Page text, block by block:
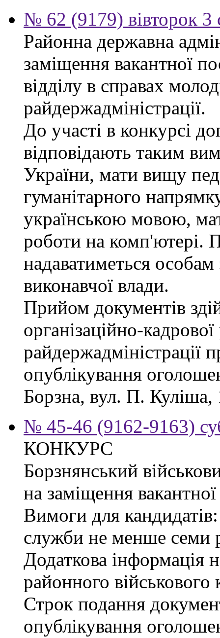
№ 62 (9179) вівторок 3
Районна державна
заміщення вакантної
відділу в справах
райдержадміністрації.
До участі в конкурсі
відповідають таким
України, мати вищу
гуманітарного
українською мовою,
роботи на комп'ютері.
надаватиметься
виконавчої влади.
Прийом документів
організаційно-
райдержадміністрації
опублікування
Борзна, вул. П.
№ 45-46 (9162-9163)
КОНКУРС
Борзнянський
на заміщення
Вимоги для
служби не менше семи
Додаткова інформація
районного військового
Строк подання
опублікування